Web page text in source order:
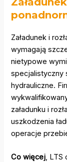
Załadunek i
wymagają
nietypowe
specjalistyczny
hydrauliczne.
załadunku i
uszkodzenia
operacje
Co więcej, LTS